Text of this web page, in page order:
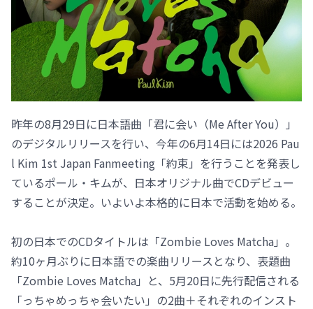
昨年の8月29日に日本語曲「君に会い（Me After You）」
のデジタルリリースを行い、今年の6月14日には2026 Pau
l Kim 1st Japan Fanmeeting「約束」を行うことを発表し
ているポール・キムが、日本オリジナル曲でCDデビュー
することが決定。いよいよ本格的に日本で活動を始める。
初の日本でのCDタイトルは「Zombie Loves Matcha」。
約10ヶ月ぶりに日本語での楽曲リリースとなり、表題曲
「Zombie Loves Matcha」と、5月20日に先行配信される
「っちゃめっちゃ会いたい」の2曲＋それぞれのインスト